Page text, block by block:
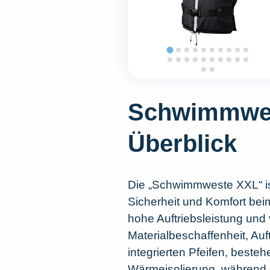
Überblick
Die „Schwimmweste
Sicherheit und Komfort
hohe Auftriebsleistung
Materialbeschaffenheit,
integrierten Pfeifen,